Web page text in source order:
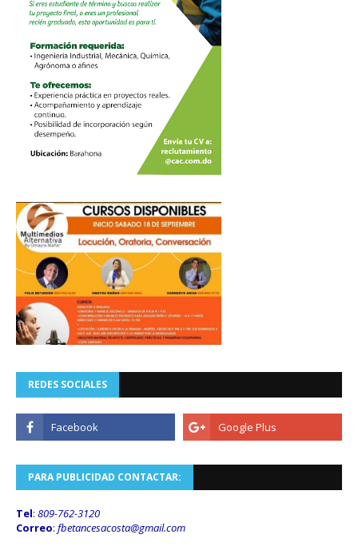
REDES SOCIALES
PARA PUBLICIDAD CONTACTAR:
Tel: 809-762-3120
Correo: fbetancesacosta@gmail.com